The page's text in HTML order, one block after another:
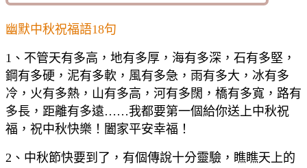
幽默中秋祝福語18句
1、不管天有多高，地有多厚，海有多深，石有多堅，
鋼有多硬，泥有多軟，風有多急，雨有多大，冰有多
冷，火有多熱，山有多高，河有多闊，橋有多寬，路有
多長，距離有多遠……我都要第一個給你送上中秋祝
福，祝中秋快樂！闔家平安幸福！
2、中秋節快要到了，有個傳說十分靈驗，瞧瞧天上的